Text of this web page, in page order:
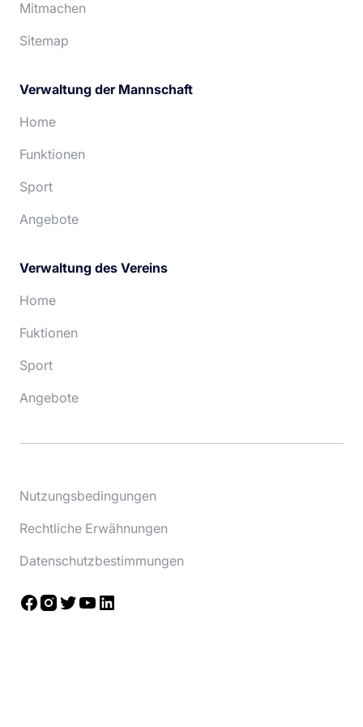
Mitmachen
Sitemap
Verwaltung der Mannschaft
Home
Funktionen
Sport
Angebote
Verwaltung des Vereins
Home
Fuktionen
Sport
Angebote
Nutzungsbedingungen
Rechtliche Erwähnungen
Datenschutzbestimmungen
Facebook
Instagram
TwitterYouTube